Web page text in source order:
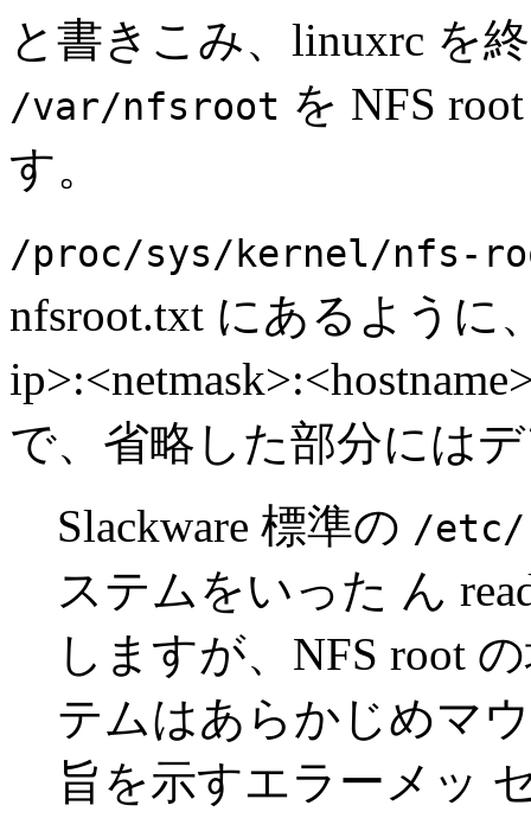
と書きこみ、linuxrc を
/var/nfsroot を NFS
す。
/proc/sys/kernel/nfs-
nfsroot.txt にあるように
で、省略した部分には
Slackware 標準の /etc/
ステムをいった ん
しますが、NFS root
テムはあらかじめマ
旨を示すエラーメッ